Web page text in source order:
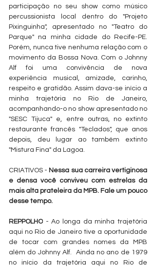
participação no seu show como músico
percussionista local dentro do "Projeto
Pixinguinha", apresentado no "Teatro do
Parque" na minha cidade do Recife-PE.
Porém, nunca tive nenhuma relação com o
movimento da Bossa Nova. Com o Johnny
Alf foi uma convivência de nova
experiência musical, amizade, carinho,
respeito e gratidão. Assim dava-se início a
minha trajetória no Rio de Janeiro,
acompanhando-o no show apresentado no
"SESC Tijuca" e, entre outras, no extinto
restaurante francês "Teclados", que anos
depois, deu lugar ao também extinto
"Mistura Fina" da Lagoa.
CRIATIVOS - Nessa sua carreira vertiginosa
e densa você conviveu com estrelas da
mais alta prateleira da MPB. Fale um pouco
desse tempo.
REPPOLHO - Ao longa da minha trajetória
aqui no Rio de Janeiro tive a oportunidade
de tocar com grandes nomes da MPB
além do Johnny Alf.  Ainda no ano de 1979
no início da trajetória aqui no Rio de